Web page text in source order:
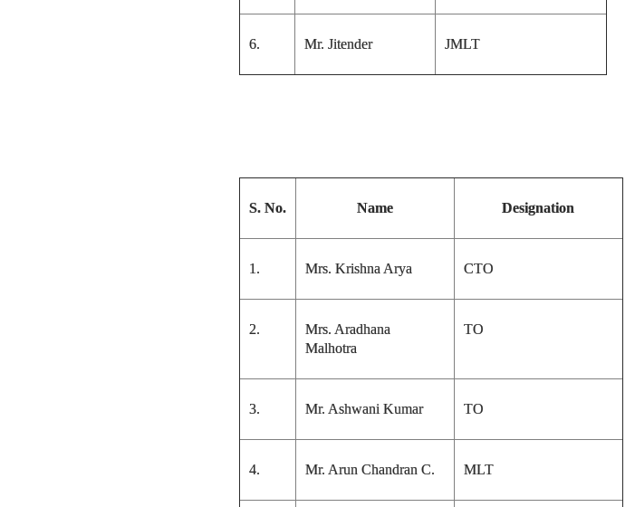
6. Mr. Jitender JMLT
S. No. Name Designation
1. Mrs. Krishna Arya CTO
2.
Mrs. Aradhana
Malhotra
TO
3. Mr. Ashwani Kumar TO
4. Mr. Arun Chandran C. MLT